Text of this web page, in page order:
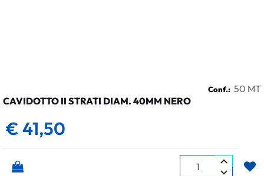
Conf.: 50 MT
CAVIDOTTO II STRATI DIAM. 40MM NERO
€ 41,50
Quantità